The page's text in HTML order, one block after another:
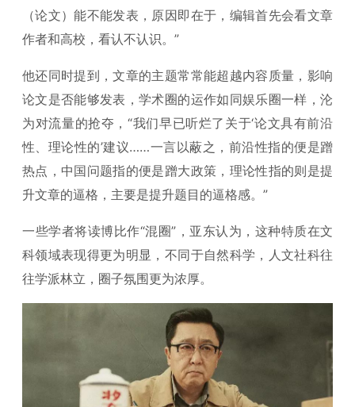
（论文）能不能发表，原因即在于，编辑首先会看文章
作者和高校，看认不认识。”
他还同时提到，文章的主题常常能超越内容质量，影响
论文是否能够发表，学术圈的运作如同娱乐圈一样，沦
为对流量的抢夺，“我们早已听烂了关于‘论文具有前沿
性、理论性的’建议……一言以蔽之，前沿性指的便是蹭
热点，中国问题指的便是蹭大政策，理论性指的则是提
升文章的逼格，主要是提升题目的逼格感。”
一些学者将读博比作“混圈”，亚东认为，这种特质在文
科领域表现得更为明显，不同于自然科学，人文社科往
往学派林立，圈子氛围更为浓厚。